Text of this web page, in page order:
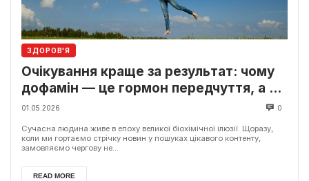
ЗДОРОВ'Я
Очікування краще за результат: чому
дофамін — це гормон передчуття, а не
щастя
01.05.2026 0
Сучасна людина живе в епоху великої біохімічної ілюзії. Щоразу,
коли ми гортаємо стрічку новин у пошуках цікавого контенту,
замовляємо чергову не...
READ MORE